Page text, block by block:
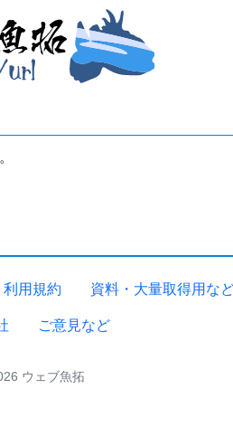
利用規約 資料・大量取得用な
ご意見など
ウェブ魚拓